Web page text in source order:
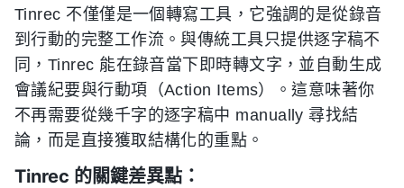
Tinrec 不僅僅是一個轉寫工具，它強調的是從錄音
到行動的完整工作流。與傳統工具只提供逐字稿不
同，Tinrec 能在錄音當下即時轉文字，並自動生成
會議紀要與行動項（Action Items）。這意味著你
不再需要從幾千字的逐字稿中 manually 尋找結
論，而是直接獲取結構化的重點。
Tinrec 的關鍵差異點：